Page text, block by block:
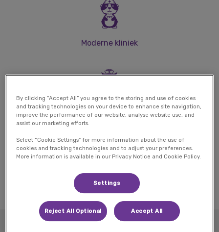
Moderne kliniek
Cat Friendly Gold
Goed bereikbaar
By clicking “Accept All” you agree to the storing and use of cookies
and tracking technologies on your device to enhance site navigation,
improve the performance of our website, analyse website use, and
assist our marketing efforts.
Select “Cookie Settings” for more information about the use of
cookies and tracking technologies and to adjust your preferences.
More information is available in our Privacy Notice and Cookie Policy.
Settings
Reject All Optional Accept All